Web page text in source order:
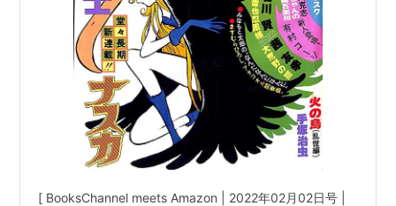
[ BooksChannel meets Amazon | 2022年02月02日号 |